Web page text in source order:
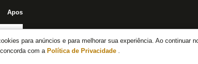
para anúncios e para melhorar sua experiência. Ao continuar
com a Política de Privacidade .
Apostas
Notícias do Botafogo